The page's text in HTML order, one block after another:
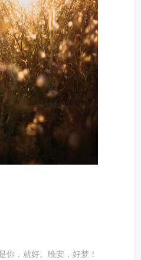
你， 就好。晚安，好梦！